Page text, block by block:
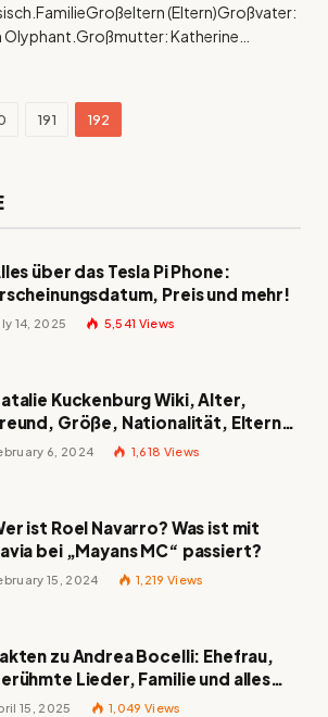
(Eltern)Großvater:
Olyphant.Großmutter: Katherine…
191 192
über das Tesla Pi Phone:
Preis und mehr!
14, 2025 5,541 Views
Kuckenburg Wiki, Alter,
Größe, Nationalität, Eltern
mehr6, 2024 1,618 Views
ist Roel Navarro? Was ist mit
bei „Mayans MC“ passiert?
15, 2024 1,219 Views
zu Andrea Bocelli: Ehefrau,
Lieder, Familie und alles
über den italienischen
15, 2025 1,049 Views